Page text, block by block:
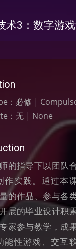
术3：数字游
： 必修 |
： 无 | None
的指导下以团队
作实践。通过本
的作品、参与各
展的毕业设计积
家参与教学，成
能性游戏、交互